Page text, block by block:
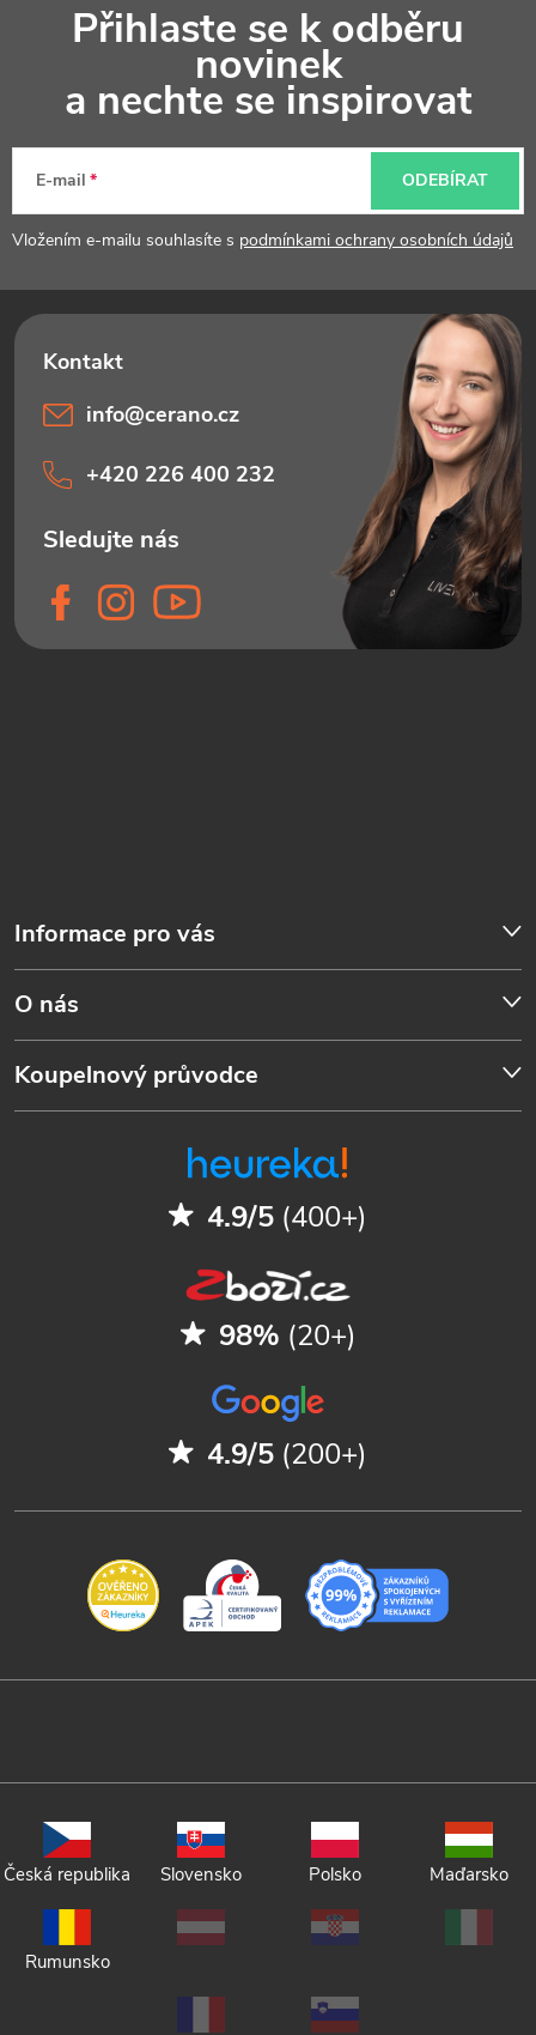
a
Přihlaste se k odběru
novinek
a nechte se inspirovat
E-mail
Vložením e-mailu souhlasíte s podmínkami ochrany osobních údajů
ODEBÍRAT
Informace pro vás
O nás
Koupelnový průvodce
info@cerano.cz
+420 226 400 232
4.9/5 (400+)
98% (20+)
4.9/5 (200+)
Česká republika Slovensko Polsko Maďarsko
Rumunsko